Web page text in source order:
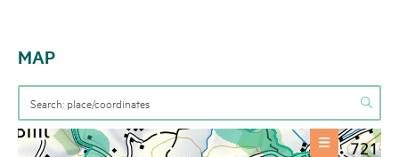
MAP
OFFERS